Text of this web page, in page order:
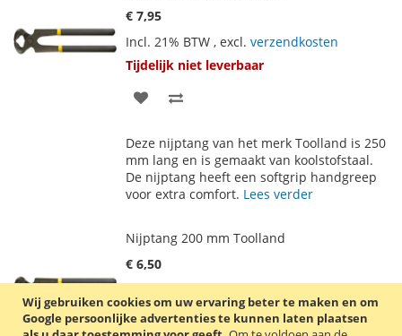
Wij gebruiken cookies om uw ervaring beter te maken en om
Google persoonlijke advertenties te kunnen laten plaatsen
€ 7,95
Incl. 21% BTW , excl. verzendkosten
Tijdelijk niet leverbaar
VOEG
AAN
VERLANGLIJST
TE
VERGELIJKEN
Deze nijptang van het merk Toolland is 250
mm lang en is gemaakt van koolstofstaal.
De nijptang heeft een softgrip handgreep
voor extra comfort. Lees verder
Nijptang 200 mm Toolland
€ 6,50
In Winkelwagen